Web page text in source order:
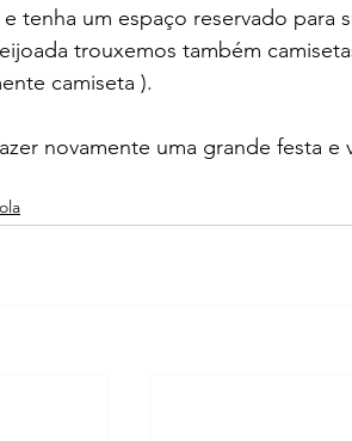
e tenha um espaço reservado para
trouxemos também
camiseta ).
novamente uma grande festa